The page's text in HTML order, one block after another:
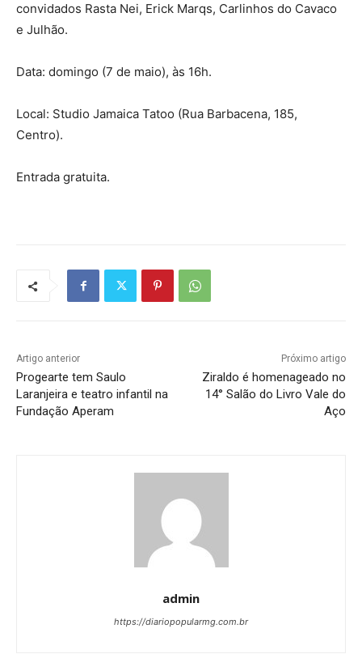
convidados Rasta Nei, Erick Marqs, Carlinhos do Cavaco
e Julhão.
Data: domingo (7 de maio), às 16h.
Local: Studio Jamaica Tatoo (Rua Barbacena, 185,
Centro).
Entrada gratuita.
Artigo anterior
Progearte tem Saulo
Laranjeira e teatro infantil na
Fundação Aperam
Próximo artigo
Ziraldo é homenageado no
14° Salão do Livro Vale do
Aço
admin
https://diariopopularmg.com.br